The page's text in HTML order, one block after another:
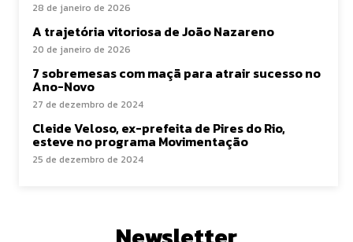
28 de janeiro de 2026
A trajetória vitoriosa de João Nazareno
20 de janeiro de 2026
7 sobremesas com maçã para atrair sucesso no
Ano-Novo
27 de dezembro de 2024
Cleide Veloso, ex-prefeita de Pires do Rio,
esteve no programa Movimentação
25 de dezembro de 2024